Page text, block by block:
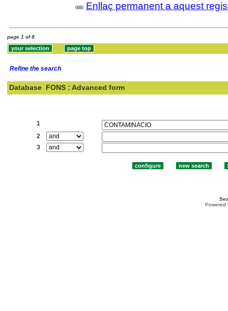
Enllaç permanent a aquest
page 1 of 8
Refine the search
Database FONS : Advanced form
1
2
3